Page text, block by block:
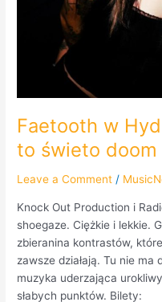
Faetooth w
to świeto doom
Leave a Comment /
Knock Out Production i
shoegaze. Ciężkie i lekkie.
zbieranina kontrastów,
zawsze działają. Tu nie ma
muzyka uderzająca
słabych punktów. Bilety: